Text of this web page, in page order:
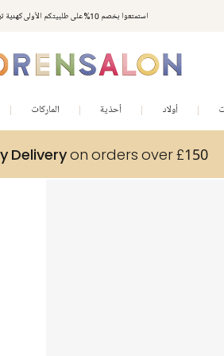
استمتعوا بخصم 10% على طلبيتكم الأولى كهدية ترحيب. سجلوا من هنا
أولاد أحذية الماركات
Deliveryon orders over £150